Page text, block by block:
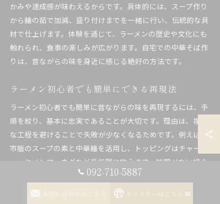
かみや達成感が味わえるからです。具体的には、スープ作り
から麺の茹で加減、盛り付けまでを一緒に行い、伝統的な具
材で仕上げます。体験を通じて、ラーメンの歴史や文化にも
触れられ、食事の楽しみが広がります。自宅での中華そば作
りは、昔ながらの味を身近に感じる絶好の方法です。
ラーメン初心者でも簡単にできる再現法
ラーメン初心者でも簡単に昔ながらの味を再現するには、手
順を絞り、基本に忠実であることが大切です。理由は、複雑
な工程を避けることで失敗が少なくなるためです。例えば、
市販のスープの素と中華麺を活用し、トッピングはチャーシ
ューやメンマ、ネギなど最低限に抑えます。時間がない場合
は、鍋ひとつで調理できる簡単レシピも有効です。これによ
り、誰でも気軽に懐かしいラーメンの味を楽しめます。
092-710-5887
お問い合わせはこちら エントリーはこちら